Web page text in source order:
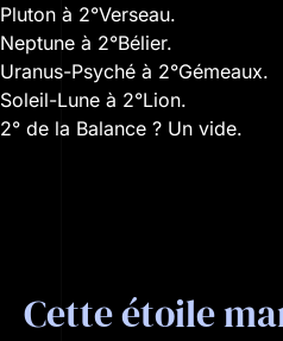
Pluton à 2°Verseau.
Neptune à 2°Bélier.
Uranus-Psyché à 2°Gémeaux.
Soleil-Lune à 2°Lion.
2° de la Balance ? Un vide.
Cette étoile